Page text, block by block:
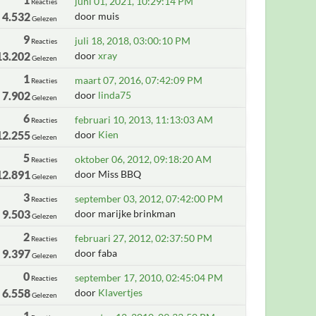
4.532Gelezen
door muis
9 Reacties
Gelezen
juli 18, 2018, 03:00:10 PM
doorxray
1 Reacties
7.902Gelezen
maart 07, 2016, 07:42:09 PM
door linda75
6 Reacties
Gelezen
februari 10, 2013, 11:13:03 AM
door Kien
5 Reacties
Gelezen
oktober 06, 2012, 09:18:20 AM
door Miss BBQ
3 Reacties
9.503Gelezen
september 03, 2012, 07:42:00 PM
door marijke brinkman
2 Reacties
9.397Gelezen
februari 27, 2012, 02:37:50 PM
door faba
0 Reacties
6.558Gelezen
september 17, 2010, 02:45:04 PM
door Klavertjes